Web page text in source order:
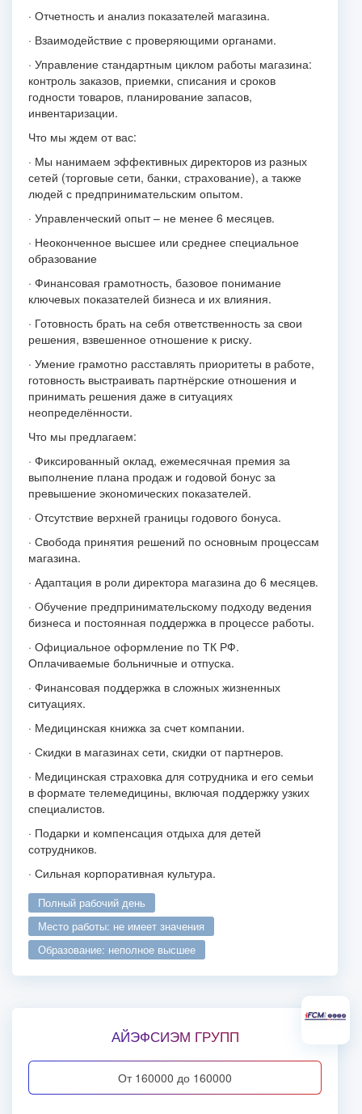
· Отчетность и анализ показателей магазина.
· Взаимодействие с проверяющими органами.
· Управление стандартным циклом работы магазина:
контроль заказов, приемки, списания и сроков
годности товаров, планирование запасов,
инвентаризации.
Что мы ждем от вас:
· Мы нанимаем эффективных директоров из разных
сетей (торговые сети, банки, страхование), а также
людей с предпринимательским опытом.
· Управленческий опыт – не менее 6 месяцев.
· Неоконченное высшее или среднее специальное
образование
· Финансовая грамотность, базовое понимание
ключевых показателей бизнеса и их влияния.
· Готовность брать на себя ответственность за свои
решения, взвешенное отношение к риску.
· Умение грамотно расставлять приоритеты в работе,
готовность выстраивать партнёрские отношения и
принимать решения даже в ситуациях
неопределённости.
Что мы предлагаем:
· Фиксированный оклад, ежемесячная премия за
выполнение плана продаж и годовой бонус за
превышение экономических показателей.
· Отсутствие верхней границы годового бонуса.
· Свобода принятия решений по основным процессам
магазина.
· Адаптация в роли директора магазина до 6 месяцев.
· Обучение предпринимательскому подходу ведения
бизнеса и постоянная поддержка в процессе работы.
· Официальное оформление по ТК РФ.
Оплачиваемые больничные и отпуска.
· Финансовая поддержка в сложных жизненных
ситуациях.
· Медицинская книжка за счет компании.
· Скидки в магазинах сети, скидки от партнеров.
· Медицинская страховка для сотрудника и его семьи
в формате телемедицины, включая поддержку узких
специалистов.
· Подарки и компенсация отдыха для детей
сотрудников.
· Сильная корпоративная культура.
полный рабочий день
место работы: не имеет значения
образование: неполное высшее
АЙЭФСИЭМ ГРУПП
от 160000 до 160000